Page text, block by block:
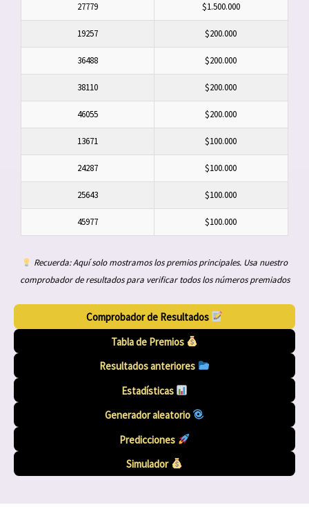
27779 $1.500.000
19257 $200.000
36488 $200.000
38110 $200.000
46055 $200.000
13671 $100.000
24287 $100.000
25643 $100.000
45977 $100.000
Recuerda: Aquí solo mostramos los premios principales. Usa nuestro
comprobador de resultados para verificar todos los números premiados
Comprobador de Resultados
Tabla de Premios
Resultados anteriores
Estadísticas
Generador aleatorio
Predicciones
Simulador